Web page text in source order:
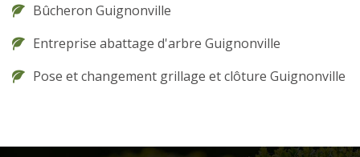
Bûcheron Guignonville
Entreprise abattage d'arbre Guignonville
Pose et changement grillage et clôture Guignonville